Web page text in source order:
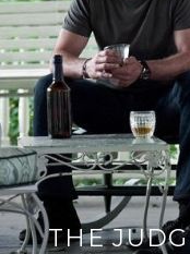
THE